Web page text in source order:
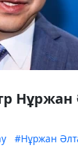
Нұржан
#Нұржан